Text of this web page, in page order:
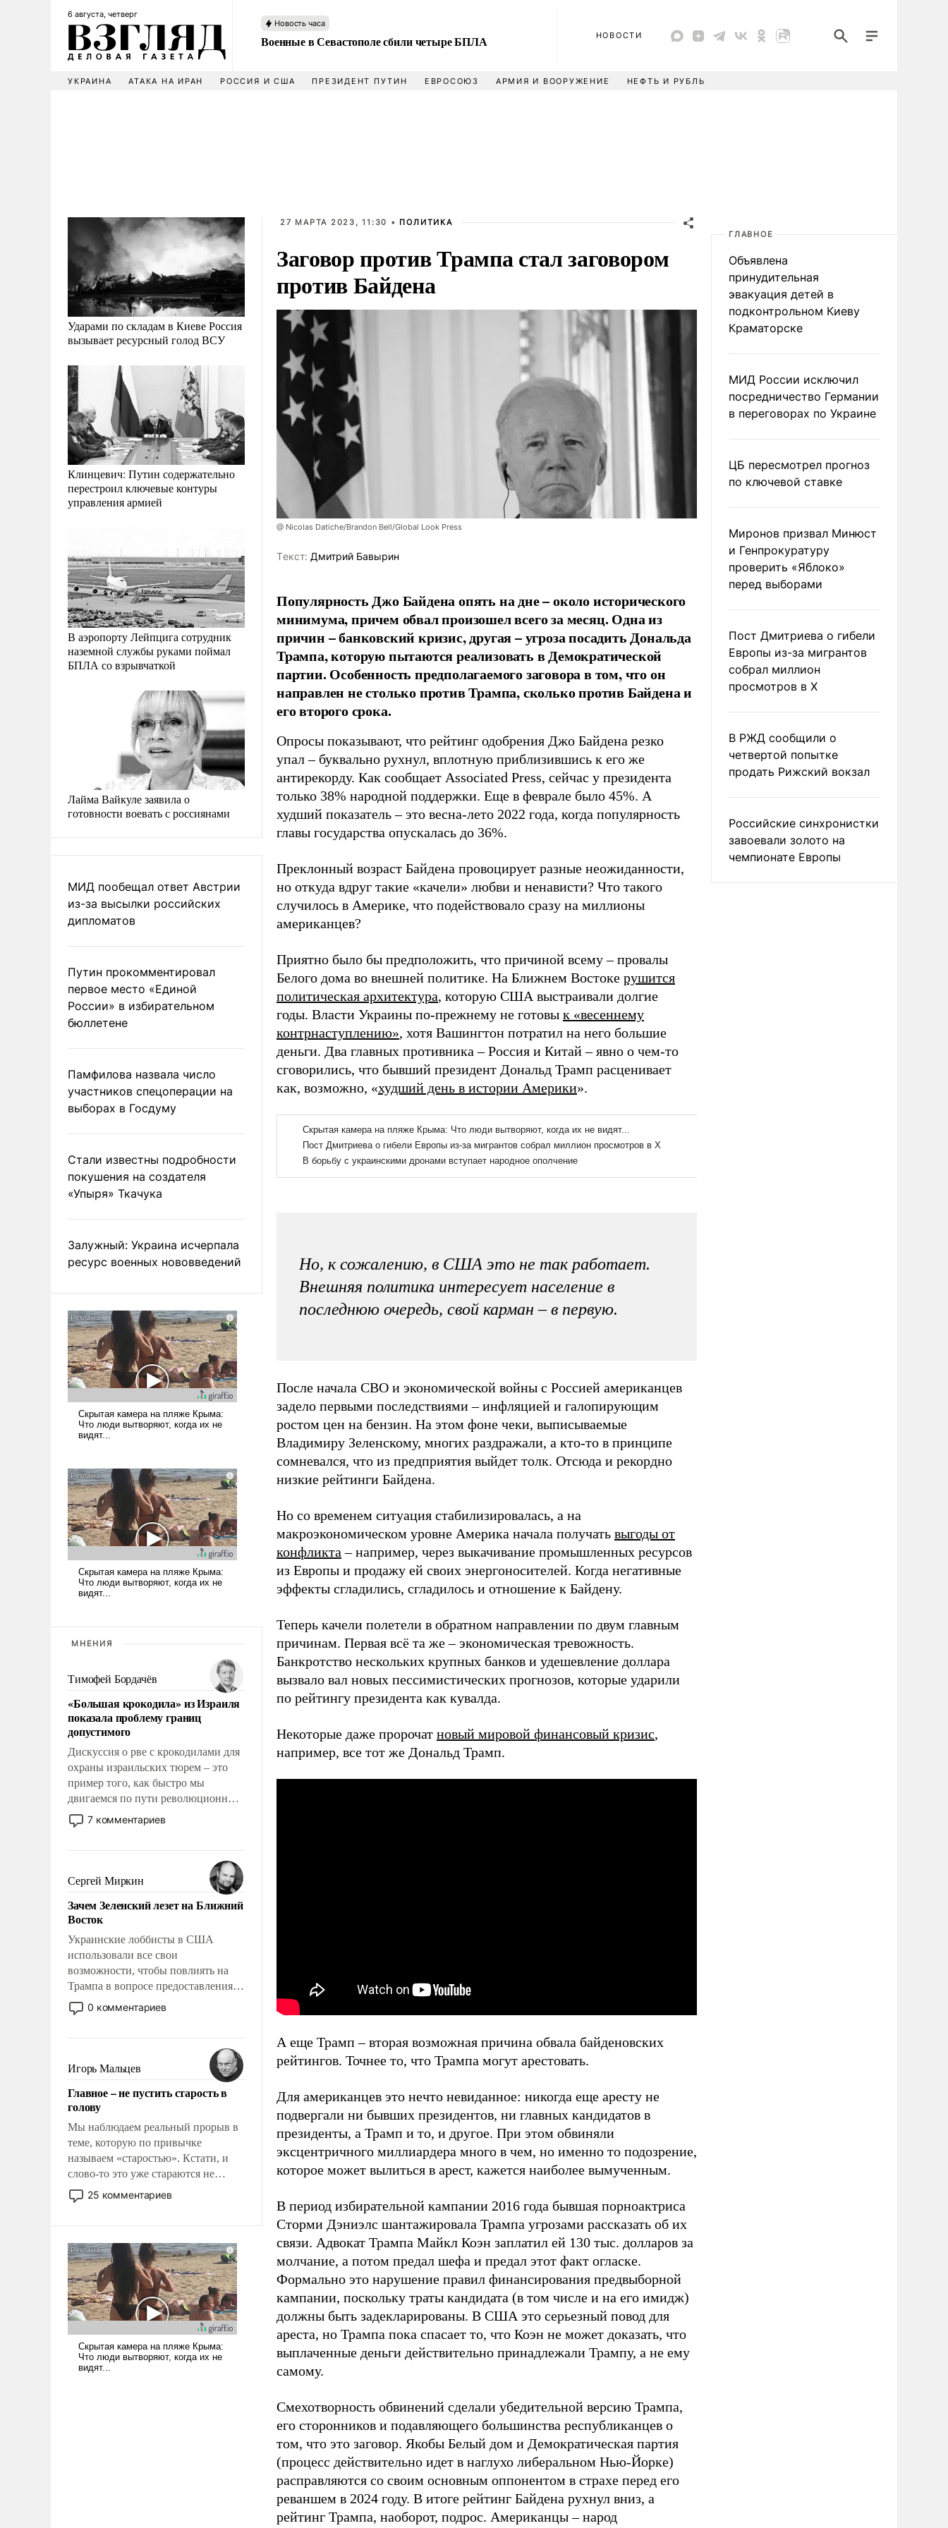
6 августа, четверг
Новость часа
Военные в Севастополе сбили четыре БПЛА НОВОСТИ
УКРАИНА АТАКА НА ИРАН РОССИЯ И США ПРЕЗИДЕНТ ПУТИН ЕВРОСОЮЗ АРМИЯ И ВООРУЖЕНИЕ НЕФТЬ И РУБЛЬ
Ударами по складам в Киеве Россия
вызывает ресурсный голод ВСУ
Клинцевич: Путин содержательно
перестроил ключевые контуры
управления армией
В аэропорту Лейпцига сотрудник
наземной службы руками поймал
БПЛА со взрывчаткой
Лайма Вайкуле заявила о
готовности воевать с россиянами
МИД пообещал ответ Австрии
из-за высылки российских
дипломатов
Путин прокомментировал
первое место «Единой
России» в избирательном
бюллетене
Памфилова назвала число
участников спецоперации на
выборах в Госдуму
Стали известны подробности
покушения на создателя
«Упыря» Ткачука
Залужный: Украина исчерпала
ресурс военных нововведений
МНЕНИЯ
Тимофей Бордачёв
«Большая крокодила» из Израиля
показала проблему границ
допустимого
Дискуссия о рве с крокодилами для
охраны израильских тюрем – это
пример того, как быстро мы
двигаемся по пути революционных
изменений. То, что несколько лет
назад было образом для
7 комментариев
Сергей Миркин
Зачем Зеленский лезет на Ближний
Восток
Украинские лоббисты в США
использовали все свои
возможности, чтобы повлиять на
Трампа в вопросе предоставления
вооружений своим нанимателям.
Вероятно, кому-то из тех, кто
продемонстрировать, что Украина
вступила в вооруженное
противостояние с Ираном.
0 комментариев
Игорь Мальцев
Главное – не пустить старость в
голову
Мы наблюдаем реальный прорыв в
теме, которую по привычке
называем «старостью». Кстати, и
слово-то это уже стараются не
использовать – так же, как «бабка»,
«дед», – хотя бы в образованной
25 комментариев
27 МАРТА 2023, 11:30 • ПОЛИТИКА
Заговор против Трампа стал заговором
против Байдена
@ Nicolas Datiche/Brandon Bell/Global Look Press
Tекст: Дмитрий Бавырин
Популярность Джо Байдена опять на дне – около исторического
минимума, причем обвал произошел всего за месяц. Одна из
причин – банковский кризис, другая – угроза посадить Дональда
Трампа, которую пытаются реализовать в Демократической
партии. Особенность предполагаемого заговора в том, что он
направлен не столько против Трампа, сколько против Байдена и
его второго срока.
Опросы показывают, что рейтинг одобрения Джо Байдена резко
упал – буквально рухнул, вплотную приблизившись к его же
антирекорду. Как сообщает Associated Press, сейчас у президента
только 38% народной поддержки. Еще в феврале было 45%. А
худший показатель – это весна-лето 2022 года, когда популярность
главы государства опускалась до 36%.
Преклонный возраст Байдена провоцирует разные неожиданности,
но откуда вдруг такие «качели» любви и ненависти? Что такого
случилось в Америке, что подействовало сразу на миллионы
американцев?
Приятно было бы предположить, что причиной всему – провалы
Белого дома во внешней политике. На Ближнем Востоке рушится
политическая архитектура, которую США выстраивали долгие
годы. Власти Украины по-прежнему не готовы к «весеннему
контрнаступлению», хотя Вашингтон потратил на него большие
деньги. Два главных противника – Россия и Китай – явно о чем-то
сговорились, что бывший президент Дональд Трамп расценивает
как, возможно, «худший день в истории Америки».
Но, к сожалению, в США это не так работает.
Внешняя политика интересует население в
последнюю очередь, свой карман – в первую.
После начала СВО и экономической войны с Россией американцев
задело первыми последствиями – инфляцией и галопирующим
ростом цен на бензин. На этом фоне чеки, выписываемые
Владимиру Зеленскому, многих раздражали, а кто-то в принципе
сомневался, что из предприятия выйдет толк. Отсюда и рекордно
низкие рейтинги Байдена.
Но со временем ситуация стабилизировалась, а на
макроэкономическом уровне Америка начала получать выгоды от
конфликта – например, через выкачивание промышленных ресурсов
из Европы и продажу ей своих энергоносителей. Когда негативные
эффекты сгладились, сгладилось и отношение к Байдену.
Теперь качели полетели в обратном направлении по двум главным
причинам. Первая всё та же – экономическая тревожность.
Банкротство нескольких крупных банков и удешевление доллара
вызвало вал новых пессимистических прогнозов, которые ударили
по рейтингу президента как кувалда.
Некоторые даже пророчат новый мировой финансовый кризис,
например, все тот же Дональд Трамп.
А еще Трамп – вторая возможная причина обвала байденовских
рейтингов. Точнее то, что Трампа могут арестовать.
Для американцев это нечто невиданное: никогда еще аресту не
подвергали ни бывших президентов, ни главных кандидатов в
президенты, а Трамп и то, и другое. При этом обвиняли
эксцентричного миллиардера много в чем, но именно то подозрение,
которое может вылиться в арест, кажется наиболее вымученным.
В период избирательной кампании 2016 года бывшая порноактриса
Сторми Дэниэлс шантажировала Трампа угрозами рассказать об их
связи. Адвокат Трампа Майкл Коэн заплатил ей 130 тыс. долларов за
молчание, а потом предал шефа и предал этот факт огласке.
Формально это нарушение правил финансирования предвыборной
кампании, поскольку траты кандидата (в том числе и на его имидж)
должны быть задекларированы. В США это серьезный повод для
ареста, но Трампа пока спасает то, что Коэн не может доказать, что
выплаченные деньги действительно принадлежали Трампу, а не ему
самому.
Смехотворность обвинений сделали убедительной версию Трампа,
его сторонников и подавляющего большинства республиканцев о
том, что это заговор. Якобы Белый дом и Демократическая партия
(процесс действительно идет в наглухо либеральном Нью-Йорке)
расправляются со своим основным оппонентом в страхе перед его
реваншем в 2024 году. В итоге рейтинг Байдена рухнул вниз, а
рейтинг Трампа, наоборот, подрос. Американцы – народ
ГЛАВНОЕ
Объявлена
принудительная
эвакуация детей в
подконтрольном Киеву
Краматорске
МИД России исключил
посредничество Германии
в переговорах по Украине
ЦБ пересмотрел прогноз
по ключевой ставке
Миронов призвал Минюст
и Генпрокуратуру
проверить «Яблоко»
перед выборами
Пост Дмитриева о гибели
Европы из-за мигрантов
собрал миллион
просмотров в X
В РЖД сообщили о
четвертой попытке
продать Рижский вокзал
Российские синхронистки
завоевали золото на
чемпионате Европы